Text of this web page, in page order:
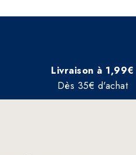
Livraison à 1,99€
Dès 35€ d'achat